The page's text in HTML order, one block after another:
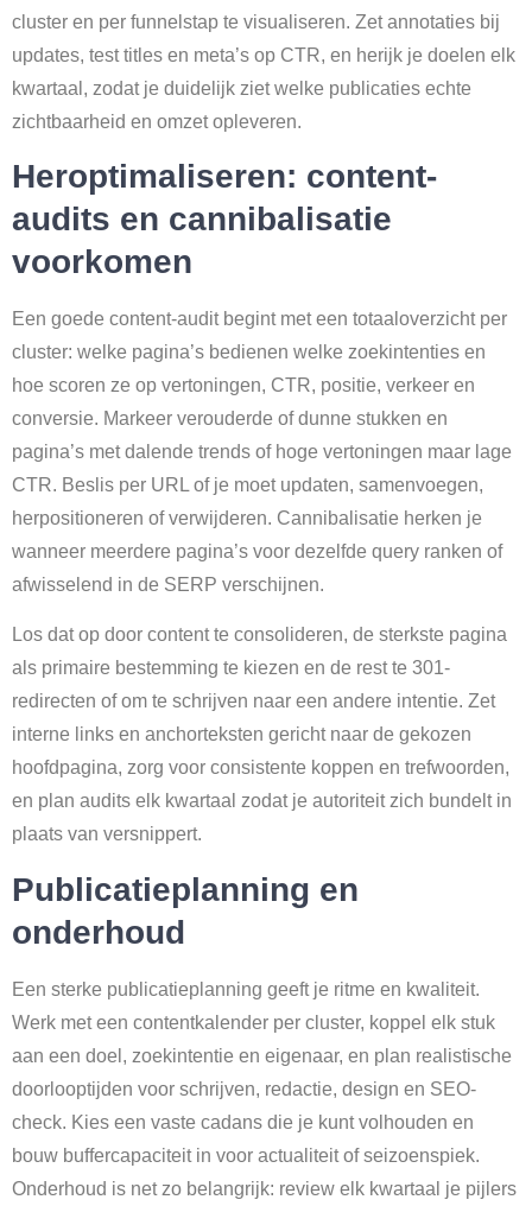
cluster en per funnelstap te visualiseren. Zet annotaties bij
updates, test titles en meta’s op CTR, en herijk je doelen elk
kwartaal, zodat je duidelijk ziet welke publicaties echte
zichtbaarheid en omzet opleveren.
Heroptimaliseren: content-
audits en cannibalisatie
voorkomen
Een goede content-audit begint met een totaaloverzicht per
cluster: welke pagina’s bedienen welke zoekintenties en
hoe scoren ze op vertoningen, CTR, positie, verkeer en
conversie. Markeer verouderde of dunne stukken en
pagina’s met dalende trends of hoge vertoningen maar lage
CTR. Beslis per URL of je moet updaten, samenvoegen,
herpositioneren of verwijderen. Cannibalisatie herken je
wanneer meerdere pagina’s voor dezelfde query ranken of
afwisselend in de SERP verschijnen.
Los dat op door content te consolideren, de sterkste pagina
als primaire bestemming te kiezen en de rest te 301-
redirecten of om te schrijven naar een andere intentie. Zet
interne links en anchorteksten gericht naar de gekozen
hoofdpagina, zorg voor consistente koppen en trefwoorden,
en plan audits elk kwartaal zodat je autoriteit zich bundelt in
plaats van versnippert.
Publicatieplanning en
onderhoud
Een sterke publicatieplanning geeft je ritme en kwaliteit.
Werk met een contentkalender per cluster, koppel elk stuk
aan een doel, zoekintentie en eigenaar, en plan realistische
doorlooptijden voor schrijven, redactie, design en SEO-
check. Kies een vaste cadans die je kunt volhouden en
bouw buffercapaciteit in voor actualiteit of seizoenspiek.
Onderhoud is net zo belangrijk: review elk kwartaal je pijlers